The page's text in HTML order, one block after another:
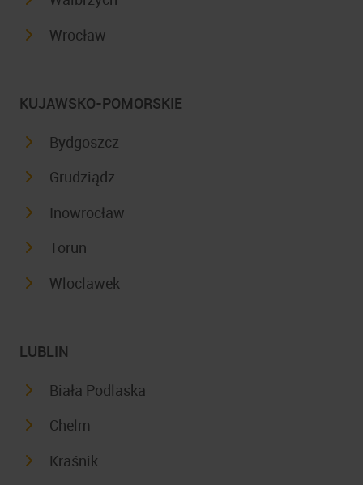
Wrocław
KUJAWSKO-POMORSKIE
Bydgoszcz
Grudziądz
Inowrocław
Torun
Wloclawek
LUBLIN
Biała Podlaska
Chelm
Kraśnik